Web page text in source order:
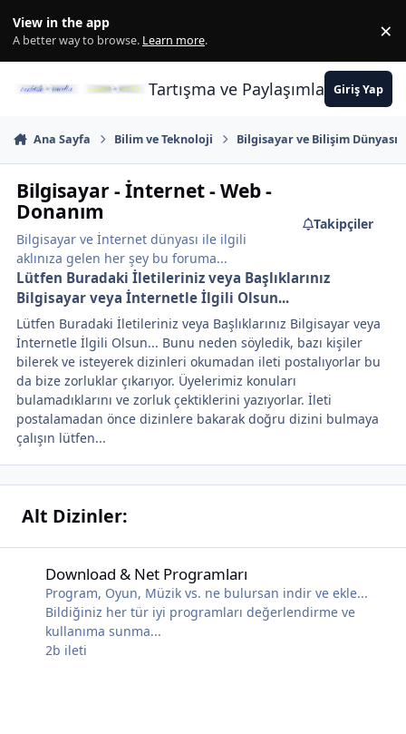
View in the app
A better way to browse. Learn more. ×
Tartışma ve PaylaşımlarınGiriş Yap
Ana Sayfa Bilim ve Teknoloji Bilgisayar ve Bilişim Dünyası
Bilgisayar - İnternet - Web -
Donanım
Bilgisayar ve İnternet dünyası ile ilgili
aklınıza gelen her şey bu foruma...
Takipçiler
Lütfen Buradaki İletileriniz veya Başlıklarınız
Bilgisayar veya İnternetle İlgili Olsun...
Lütfen Buradaki İletileriniz veya Başlıklarınız Bilgisayar veya
İnternetle İlgili Olsun... Bunu neden söyledik, bazı kişiler
bilerek ve isteyerek dizinleri okumadan ileti postalıyorlar bu
da bize zorluklar çıkarıyor. Üyelerimiz konuları
bulamadıklarını ve zorluk çektiklerini yazıyorlar. İleti
postalamadan önce dizinlere bakarak doğru dizini bulmaya
çalışın lütfen...
Alt Dizinler:
Download & Net Programları
Program, Oyun, Müzik vs. ne bulursan indir ve ekle...
Bildiğiniz her tür iyi programları değerlendirme ve
kullanıma sunma...
2b ileti